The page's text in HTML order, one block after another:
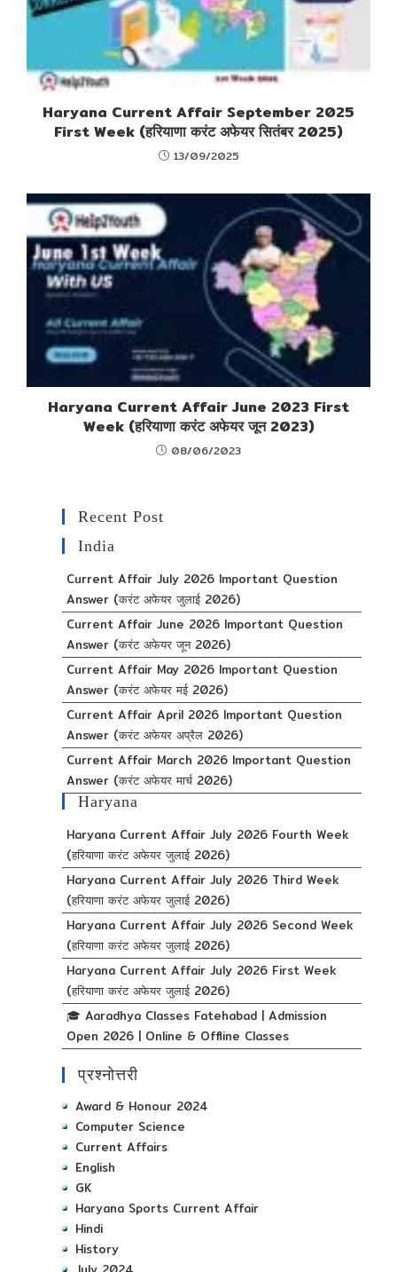
Haryana Current Affair September 2025
First Week (हरियाणा करंट अफेयर सितंबर 2025)
13/09/2025
Haryana Current Affair June 2023 First
Week (हरियाणा करंट अफेयर जून 2023)
08/06/2023
Recent Post
India
Current Affair July 2026 Important Question
Answer (करंट अफेयर जुलाई 2026)
Current Affair June 2026 Important Question
Answer (करंट अफेयर जून 2026)
Current Affair May 2026 Important Question
Answer (करंट अफेयर मई 2026)
Current Affair April 2026 Important Question
Answer (करंट अफेयर अप्रैल 2026)
Current Affair March 2026 Important Question
Answer (करंट अफेयर मार्च 2026)
Haryana
Haryana Current Affair July 2026 Fourth Week
(हरियाणा करंट अफेयर जुलाई 2026)
Haryana Current Affair July 2026 Third Week
(हरियाणा करंट अफेयर जुलाई 2026)
Haryana Current Affair July 2026 Second Week
(हरियाणा करंट अफेयर जुलाई 2026)
Haryana Current Affair July 2026 First Week
(हरियाणा करंट अफेयर जुलाई 2026)
🎓 Aaradhya Classes Fatehabad | Admission
Open 2026 | Online & Offline Classes
प्रश्नोत्तरी
Award & Honour 2024
Computer Science
Current Affairs
English
GK
Haryana Sports Current Affair
Hindi
History